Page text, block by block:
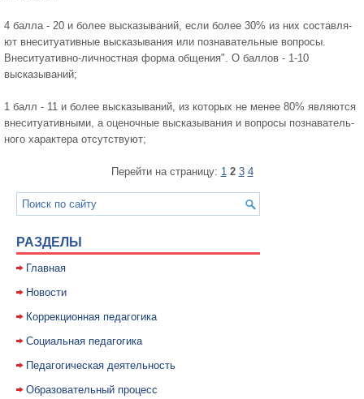
4 балла - 20 и более высказываний, если более 30% из них составля­
ют внеситуативные высказывания или познавательные вопросы.
Внеситуативно-личностная форма общения". О баллов - 1-10
высказываний;
1 балл - 11 и более высказываний, из которых не менее 80% являются
внеситуативными, а оценочные высказывания и вопросы познаватель­
ного характера отсутствуют;
Перейти на страницу: 1 2 3 4
РАЗДЕЛЫ
Главная
Новости
Коррекционная педагогика
Социальная педагогика
Педагогическая деятельность
Образовательный процесс